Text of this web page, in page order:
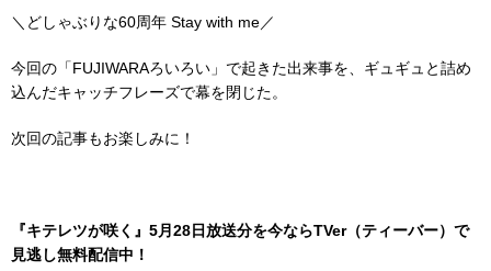
＼どしゃぶりな60周年 Stay with me／
今回の「FUJIWARAろいろい」で起きた出来事を、ギュギュと詰め
込んだキャッチフレーズで幕を閉じた。
次回の記事もお楽しみに！
『キテレツが咲く』5月28日放送分を今ならTVer（ティーバー）で
見逃し無料配信中！